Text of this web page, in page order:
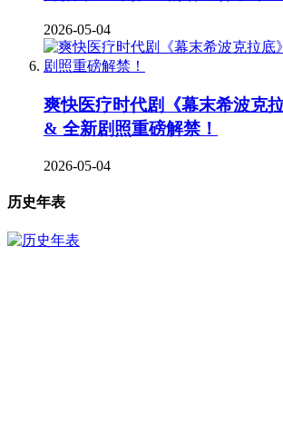
2026-05-04
爽快医疗时代剧《幕末希波克
& 全新剧照重磅解禁！
2026-05-04
历史年表